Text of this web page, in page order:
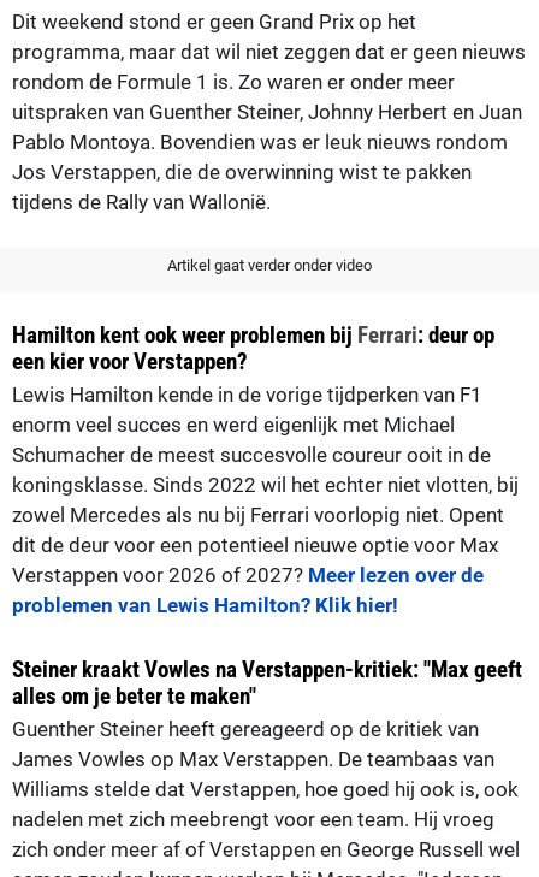
Dit weekend stond er geen Grand Prix op het
programma, maar dat wil niet zeggen dat er geen nieuws
rondom de Formule 1 is. Zo waren er onder meer
uitspraken van Guenther Steiner, Johnny Herbert en Juan
Pablo Montoya. Bovendien was er leuk nieuws rondom
Jos Verstappen, die de overwinning wist te pakken
tijdens de Rally van Wallonië.
Artikel gaat verder onder video
Hamilton kent ook weer problemen bij Ferrari: deur op
een kier voor Verstappen?
Lewis Hamilton kende in de vorige tijdperken van F1
enorm veel succes en werd eigenlijk met Michael
Schumacher de meest succesvolle coureur ooit in de
koningsklasse. Sinds 2022 wil het echter niet vlotten, bij
zowel Mercedes als nu bij Ferrari voorlopig niet. Opent
dit de deur voor een potentieel nieuwe optie voor Max
Verstappen voor 2026 of 2027? Meer lezen over de
problemen van Lewis Hamilton? Klik hier!
Steiner kraakt Vowles na Verstappen-kritiek: "Max geeft
alles om je beter te maken"
Guenther Steiner heeft gereageerd op de kritiek van
James Vowles op Max Verstappen. De teambaas van
Williams stelde dat Verstappen, hoe goed hij ook is, ook
nadelen met zich meebrengt voor een team. Hij vroeg
zich onder meer af of Verstappen en George Russell wel